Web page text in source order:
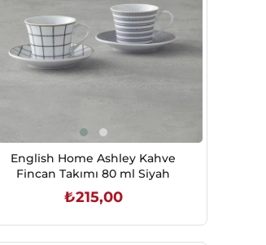
English Home Ashley Kahve
Fincan Takımı 80 ml Siyah
₺215,00